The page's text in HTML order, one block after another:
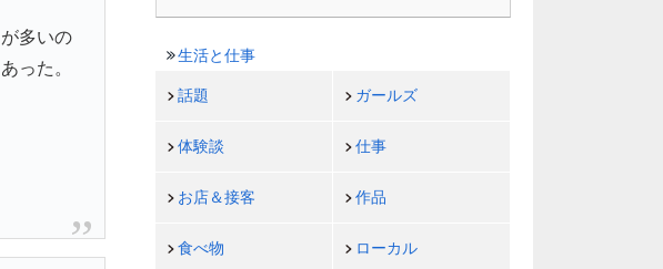
多いの
った。
生活と仕事
話題 ガールズ
体験談 仕事
お店＆接客 作品
食べ物 ローカル